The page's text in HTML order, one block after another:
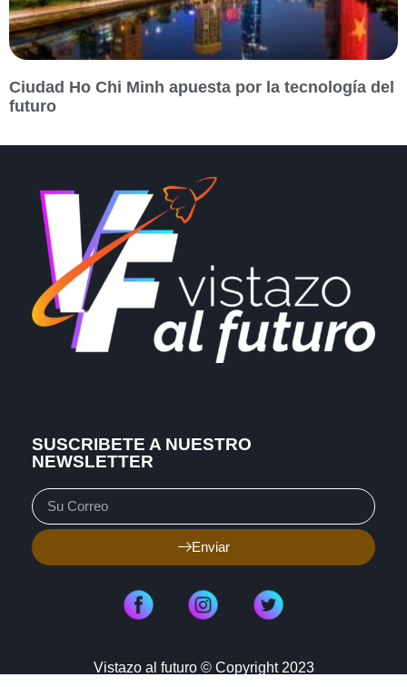
Ciudad Ho Chi Minh apuesta por la tecnología del
futuro
SUSCRIBETE A NUESTRO
NEWSLETTER
Enviar
Vistazo al futuro © Copyright 2023